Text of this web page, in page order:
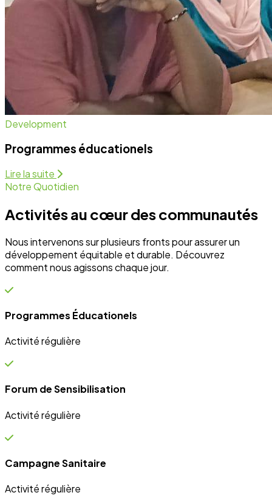
Development
Programmes éducationels
Lire la suite
Notre Quotidien
Activités au cœur des communautés
Nous intervenons sur plusieurs fronts pour assurer un
développement équitable et durable. Découvrez
comment nous agissons chaque jour.
Programmes Éducationels
Activité régulière
Forum de Sensibilisation
Activité régulière
Campagne Sanitaire
Activité régulière